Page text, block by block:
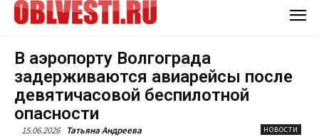
В аэропорту Волгограда
задерживаются авиарейсы после
девятичасовой беспилотной
опасности
15.06.2026 Татьяна Андреева НОВОСТИ